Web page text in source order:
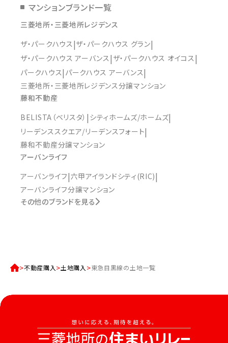
マンションブランド一覧
三菱地所・三菱地所レジデンス
ザ・パークハウス ザ・パークハウス グラン
ザ・パークハウス アーバンス ザ・パークハウス オイコス
パークハウス パークハウス アーバンス
三菱地所・三菱地所レジデンス分譲マンション
藤和不動産
BELISTA（ベリスタ） シティホームズ/ホームズ
リーデンススクエア/リーデンスフォート
藤和不動産分譲マンション
アーバンライフ
アーバンライフ 六甲アイランドシティ(RIC)
アーバンライフ分譲マンション
その他のブランドを見る
不動産購入 土地購入 東急目黒線の土地一覧